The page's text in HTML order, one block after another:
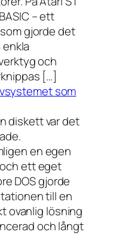
– ett
gjorde det
och
[…]
som
diskett var det
en egen
ett eget
DOS gjorde
till en
ovanlig lösning
och långt